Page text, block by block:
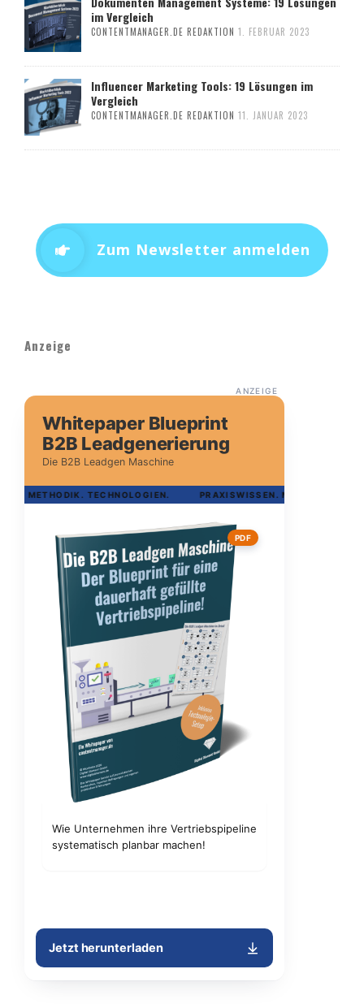
im Vergleich
CONTENTMANAGER.DE REDAKTION 1. FEBRUAR 2023
Influencer Marketing Tools: 19 Lösungen im
Vergleich
CONTENTMANAGER.DE REDAKTION 11. JANUAR 2023
Zum Newsletter anmelden
Anzeige